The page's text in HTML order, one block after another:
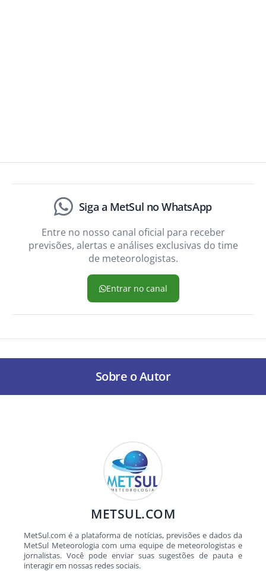
Siga a MetSul no WhatsApp
Entre no nosso canal oficial para receber
previsões, alertas e análises exclusivas do time
de meteorologistas.
Entrar no canal
Sobre o Autor
METSUL.COM
MetSul.com é a plataforma de notícias, previsões e dados da
MetSul Meteorologia com uma equipe de meteorologistas e
jornalistas. Você pode enviar suas sugestões de pauta e
interagir em nossas redes sociais.